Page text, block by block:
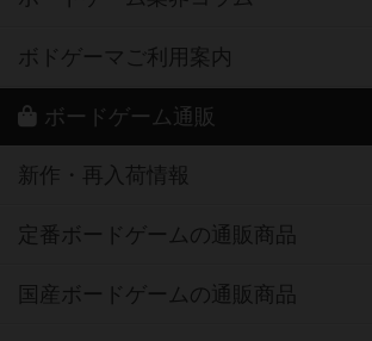
ボドゲーマご利用案内
ボードゲーム通販
新作・再入荷情報
定番ボードゲームの通販商品
国産ボードゲームの通販商品